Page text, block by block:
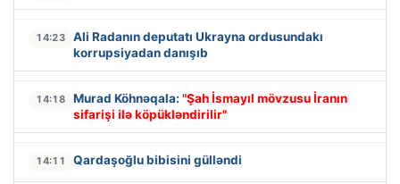
14:23
Ali Radanın deputatı Ukrayna ordusundakı
korrupsiyadan danışıb
14:18 Murad Köhnəqala: "Şah İsmayıl mövzusu İranın
sifarişi ilə köpükləndirilir"
14:11 Qardaşoğlu bibisini gülləndi